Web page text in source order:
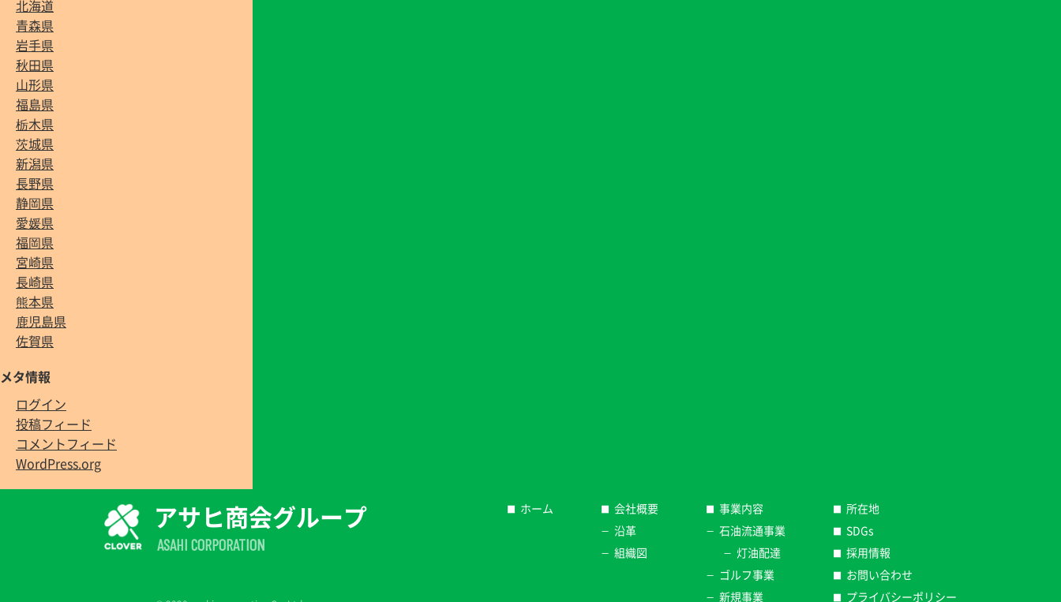
北海道
青森県
岩手県
秋田県
山形県
福島県
栃木県
茨城県
新潟県
長野県
静岡県
愛媛県
福岡県
宮崎県
長崎県
熊本県
鹿児島県
佐賀県
メタ情報
ログイン
投稿フィード
コメントフィード
WordPress.org
アサヒ商会グループ
ASAHI CORPORATION
ホーム
会社概要
沿革
組織図
事業内容
石油流通事業
灯油配達
ゴルフ事業
新規事業
所在地
SDGs
採用情報
お問い合わせ
プライバシーポリシー